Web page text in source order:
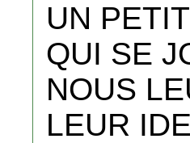
UN
QUI SE
NOUS
LEUR